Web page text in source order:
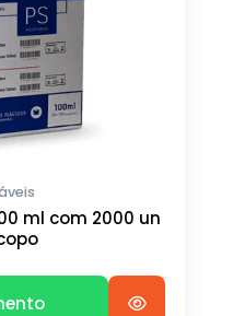
ml com 2000 un